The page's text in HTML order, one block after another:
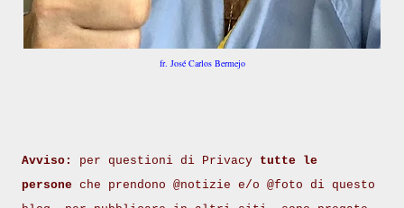
fr. José Carlos Bermejo
Avviso: per questioni di Privacy tutte le
persone che prendono @notizie e/o @foto di questo